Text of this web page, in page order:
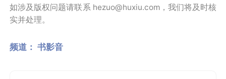
如涉及版权问题请联系 hezuo@huxiu.com，我们将及时核
实并处理。
频道： 书影音